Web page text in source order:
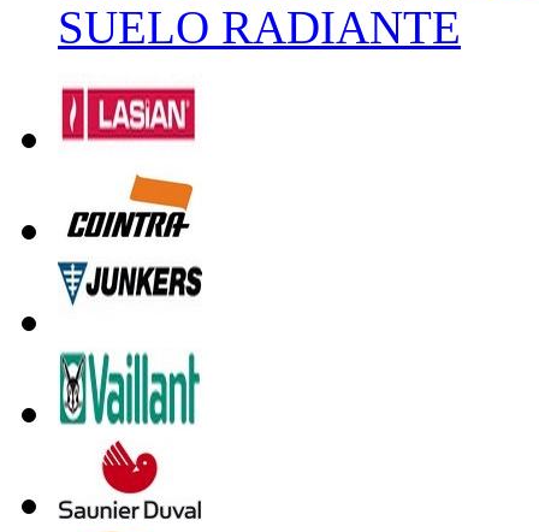
SUELO RADIANTE